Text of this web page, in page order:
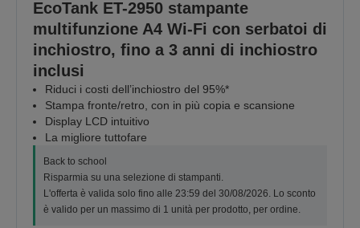
EcoTank ET-2950 stampante
multifunzione A4 Wi-Fi con serbatoi di
inchiostro, fino a 3 anni di inchiostro
inclusi
Riduci i costi dell’inchiostro del 95%*
Stampa fronte/retro, con in più copia e scansione
Display LCD intuitivo
La migliore tuttofare
Back to school
Risparmia su una selezione di stampanti.
L'offerta è valida solo fino alle 23:59 del 30/08/2026. Lo sconto
è valido per un massimo di 1 unità per prodotto, per ordine.